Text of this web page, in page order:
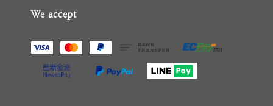
We accept